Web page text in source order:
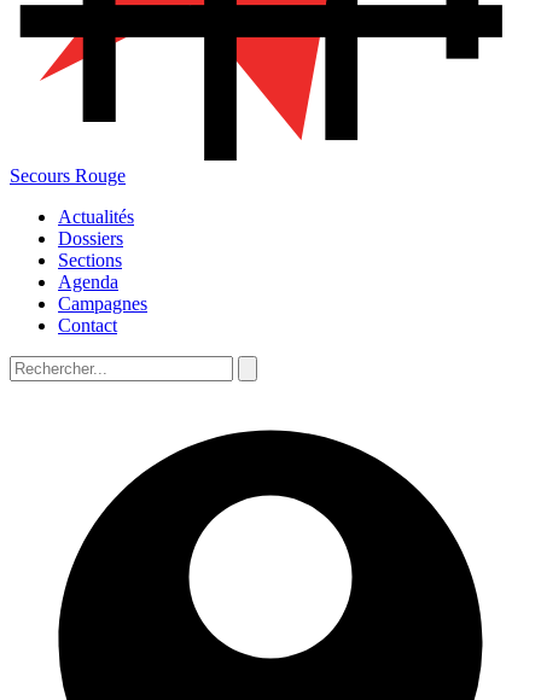
Secours Rouge
Actualités
Dossiers
Sections
Agenda
Campagnes
Contact